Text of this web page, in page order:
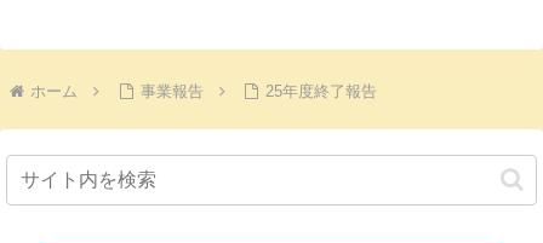
ホーム 事業報告 25年度終了報告